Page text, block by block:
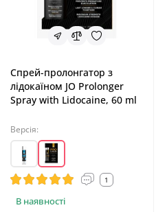
Спрей-пролонгатор з
лідокаїном JO Prolonger
Spray with Lidocaine, 60 ml
Версія:
1
В наявності